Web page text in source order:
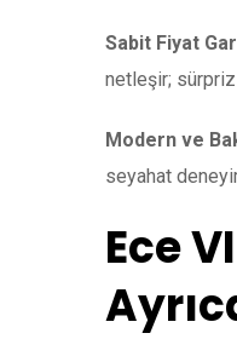
Sabit Fiyat
netleşir; sürpriz
Modern ve
seyahat
Ece